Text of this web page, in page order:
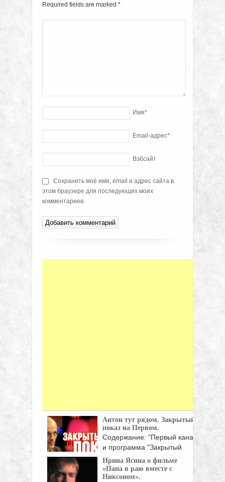
Required fields are marked *
Имя*
Email-адрес*
Вэбсайт
Сохранить моё имя, email и адрес сайта в
этом браузере для последующих моих
комментариев.
Антон тут рядом. Закрытый
показ на Первом.
Содержание: "Первый канал
и программа "Закрытый
показ" приветствует ...
Ирина Ясина о фильме
«Папа в раю вместе с
Никсоном».